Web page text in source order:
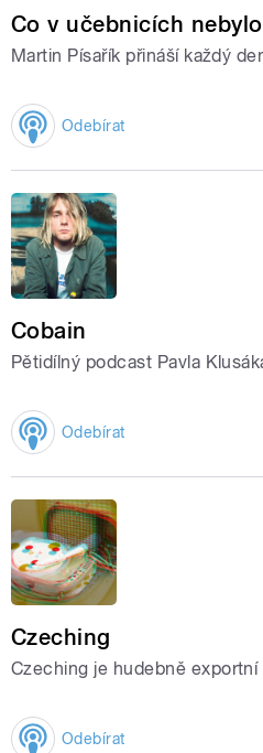
Co v učebnicích nebylo
Odebírat
Cobain
Odebírat
Czeching
Odebírat